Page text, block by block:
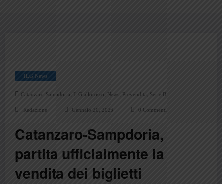
ILG News
Catanzaro-Sampdoria Il Giallorosso News, Prevendita Serie B
Redazione Gennaio 20, 2026 0 Commenti
Catanzaro-Sampdoria,
partita ufficialmente la
vendita dei biglietti